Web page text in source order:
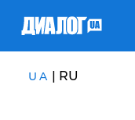
UA | RU